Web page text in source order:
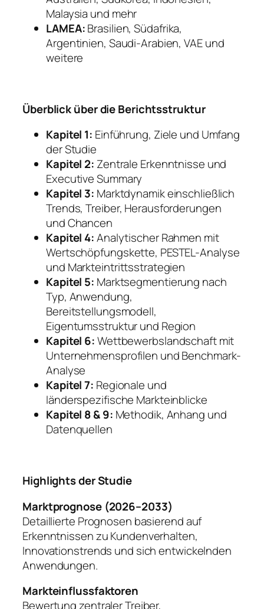
Malaysia und mehr
LAMEA:Brasilien, Südafrika,
Argentinien, Saudi-Arabien, VAE und
weitere
Überblick über die Berichtsstruktur
Kapitel 1: Einführung, Ziele und Umfang
der Studie
Kapitel 2: Zentrale Erkenntnisse und
Executive Summary
Kapitel 3: Marktdynamik einschließlich
Trends, Treiber, Herausforderungen
und Chancen
Kapitel 4:Analytischer Rahmen mit
Wertschöpfungskette, PESTEL-Analyse
und Markteintrittsstrategien
Kapitel 5: Marktsegmentierung nach
Typ, Anwendung,
Bereitstellungsmodell,
Eigentumsstruktur und Region
Kapitel 6:Wettbewerbslandschaft mit
Unternehmensprofilen und Benchmark-
Analyse
Kapitel 7: Regionale und
länderspezifische Markteinblicke
Kapitel 8 & 9: Methodik, Anhang und
Datenquellen
Highlights der Studie
Marktprognose (2026–2033)
Detaillierte Prognosen basierend auf
Erkenntnissen zu Kundenverhalten,
Innovationstrends und sich entwickelnden
Anwendungen.
Markteinflussfaktoren
Bewertung zentraler Treiber,